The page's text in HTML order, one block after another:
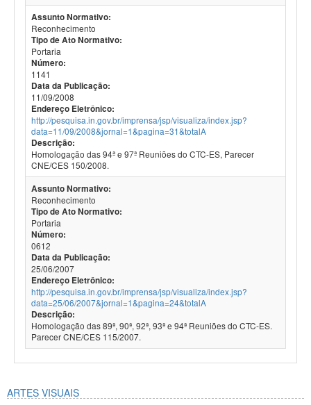
Assunto Normativo:
Reconhecimento
Tipo de Ato Normativo:
Portaria
Número:
1141
Data da Publicação:
11/09/2008
Endereço Eletrônico:
http://pesquisa.in.gov.br/imprensa/jsp/visualiza/index.jsp?
data=11/09/2008&jornal=1&pagina=31&totalA
Descrição:
Homologação das 94ª e 97ª Reuniões do CTC-ES, Parecer
CNE/CES 150/2008.
Assunto Normativo:
Reconhecimento
Tipo de Ato Normativo:
Portaria
Número:
0612
Data da Publicação:
25/06/2007
Endereço Eletrônico:
http://pesquisa.in.gov.br/imprensa/jsp/visualiza/index.jsp?
data=25/06/2007&jornal=1&pagina=24&totalA
Descrição:
Homologação das 89ª, 90ª, 92ª, 93ª e 94ª Reuniões do CTC-ES.
Parecer CNE/CES 115/2007.
ARTES VISUAIS